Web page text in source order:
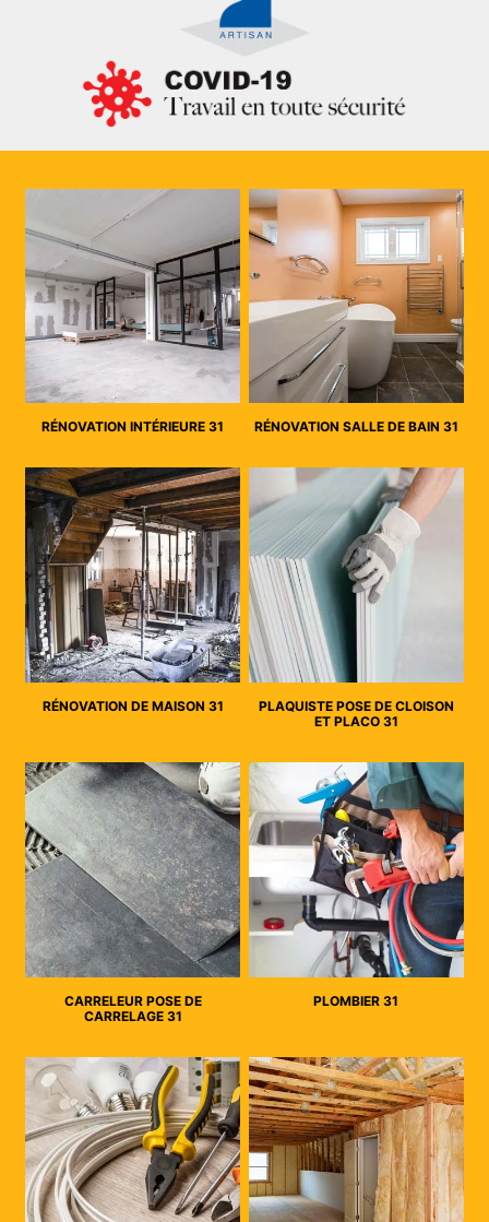
RÉNOVATION INTÉRIEURE 31 RÉNOVATION SALLE DE BAIN 31
RÉNOVATION DE MAISON 31
PLAQUISTE POSE DE CLOISON
ET PLACO 31
CARRELEUR POSE DE
CARRELAGE 31
PLOMBIER 31